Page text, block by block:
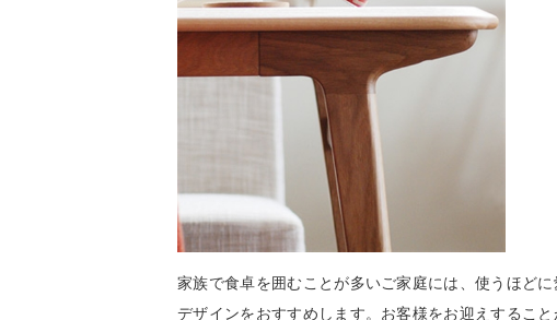
家族で食卓を囲むことが多いご家庭には、使うほど
デザインをおすすめします。お客様をお迎えするこ